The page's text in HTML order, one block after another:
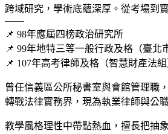
跨域研究，學術底蘊深厚。從考場到
——
📌 98年應屆四榜政治研究所
📌 99年地特三等一般行政及格（臺北
📌 107年高考律師及格（智慧財產法組
曾任信義區公所秘書室與會館管理職
轉戰法律實務界，現為執業律師與公
教學風格理性中帶點熱血，擅長把抽